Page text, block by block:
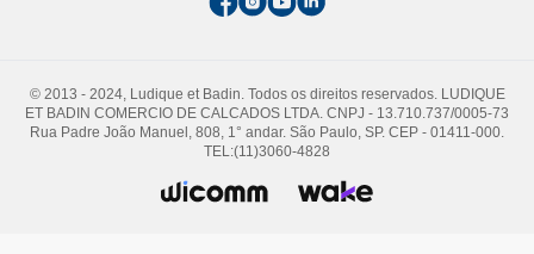
© 2013 - 2024, Ludique et Badin. Todos os direitos reservados. LUDIQUE
ET BADIN COMERCIO DE CALCADOS LTDA. CNPJ - 13.710.737/0005-73
Rua Padre João Manuel, 808, 1° andar. São Paulo, SP. CEP - 01411-000.
TEL:(11)3060-4828